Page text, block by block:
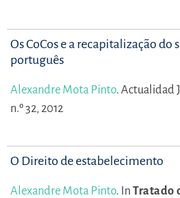
Os CoCos e a recapitalização do
português
Alexandre Mota Pinto. Actualidad
n.º 32, 2012
O Direito de estabelecimento
Alexandre Mota Pinto. In Tratado